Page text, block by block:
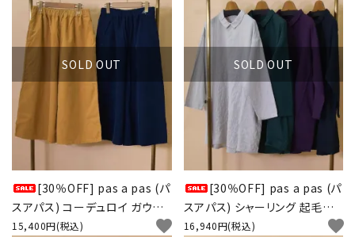
SOLD OUT
[30％OFF] pas a pas (パ
スアパス) コーデュロイ ガウチ
ョ
15,400円(税込) favorite
SOLD OUT
[30％OFF] pas a pas (パ
スアパス) シャーリング 起毛シャ
ツチュニック
16,940円(税込) favorite